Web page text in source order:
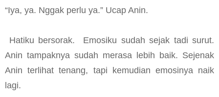
“Iya, ya. Nggak perlu ya.” Ucap Anin.
Hatiku bersorak. Emosiku sudah sejak tadi surut.
Anin tampaknya sudah merasa lebih baik. Sejenak
Anin terlihat tenang, tapi kemudian emosinya naik
lagi.